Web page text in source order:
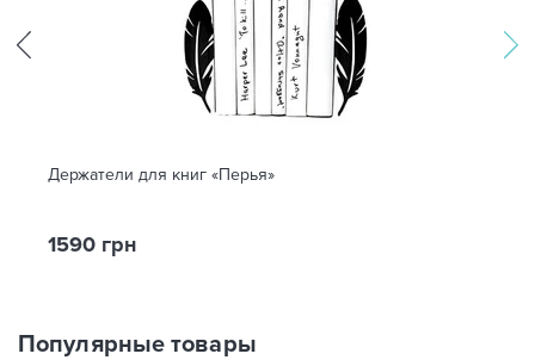
Держатели для книг «Перья»
1590 грн
Популярные товары